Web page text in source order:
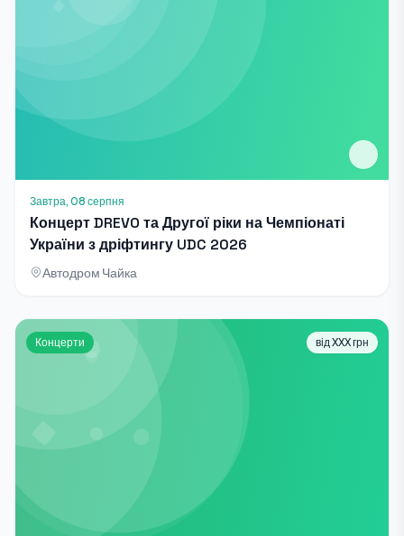
Завтра, 08 серпня
Концерт DREVO та Другої ріки на Чемпіонаті
України з дріфтингу UDC 2026
Автодром Чайка
Концерти від XXX грн